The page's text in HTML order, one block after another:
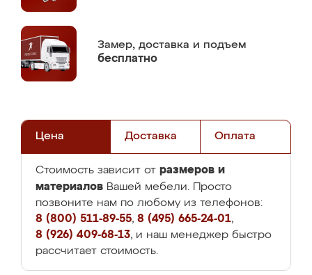
Замер, доставка и подъем
бесплатно
Цена Доставка Оплата
Стоимость зависит от размеров и
материалов Вашей мебели. Просто
позвоните нам по любому из телефонов:
8 (800) 511-89-55, 8 (495) 665-24-01,
8 (926) 409-68-13, и наш менеджер быстро
рассчитает стоимость.